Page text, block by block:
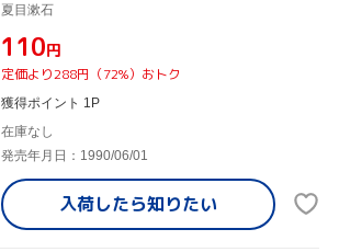
夏目漱石
¥110円
定価より288円（72%）おトク
獲得ポイント 1P
在庫なし
発売年月日：1990/06/01
入荷したら知りたい